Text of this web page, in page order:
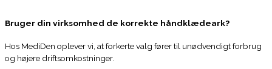
Bruger din virksomhed de korrekte håndklædeark?
Hos MediDen oplever vi, at forkerte valg fører til unødvendigt forbrug
og højere driftsomkostninger.